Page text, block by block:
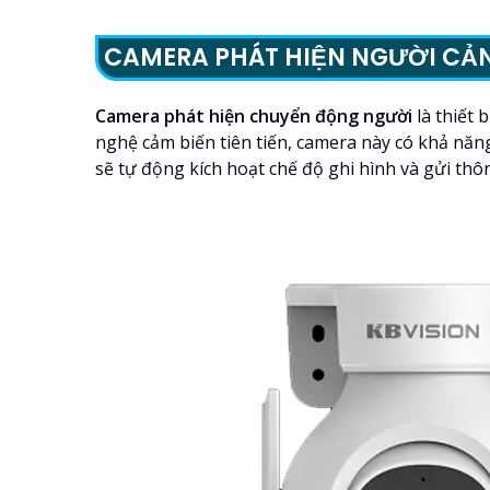
CAMERA PHÁT HIỆN NGƯỜI
Camera phát hiện chuyển động người là thiết
nghệ cảm biến tiên tiến, camera này có khả
sẽ tự động kích hoạt chế độ ghi hình và gửi